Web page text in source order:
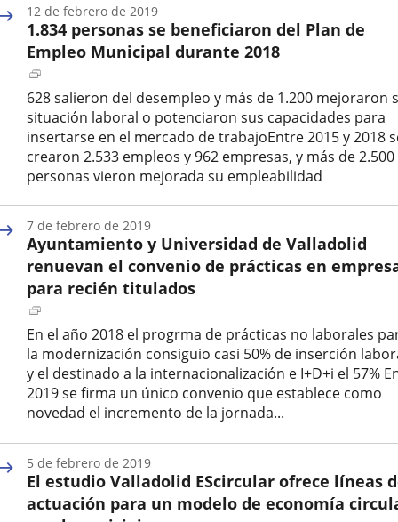
la
noticia
1.834 personas se beneficiaron del Plan de
Empleo Municipal durante 2018
Enlace
a
una
aplicación
externa.
628 salieron del desempleo y más de 1.200 mejoraron
situación laboral o potenciaron sus capacidades para
insertarse en el mercado de trabajoEntre 2015 y 2018
crearon 2.533 empleos y 962 empresas, y más de 2.500
personas vieron mejorada su empleabilidad
la
noticia
12 de febrero de 2019
Ayuntamiento y Universidad de Valladolid
renuevan el convenio de prácticas en
para recién titulados
Enlace
a
una
aplicación
externa.
En el año 2018 el progrma de prácticas no laborales
la modernización consiguio casi 50% de inserción
y el destinado a la internacionalización e I+D+i el 57%
2019 se firma un único convenio que establece como
novedad el incremento de la jornada...
la
noticia
7 de febrero de 2019
El estudio Valladolid EScircular ofrece líneas
actuación para un modelo de economía
5 de febrero de 2019